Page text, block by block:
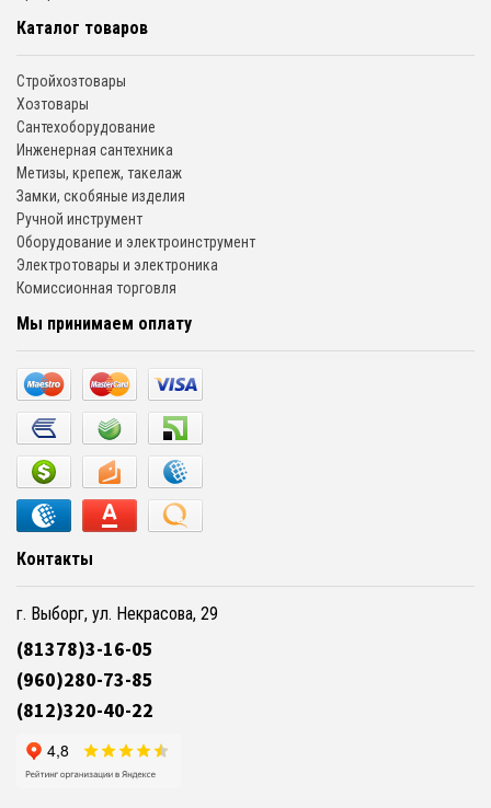
Каталог товаров
Стройхозтовары
Хозтовары
Сантехоборудование
Инженерная сантехника
Метизы, крепеж, такелаж
Замки, скобяные изделия
Ручной инструмент
Оборудование и электроинструмент
Электротовары и электроника
Комиссионная торговля
Мы принимаем оплату
Контакты
г. Выборг, ул. Некрасова, 29
(81378)3-16-05
(960)280-73-85
(812)320-40-22